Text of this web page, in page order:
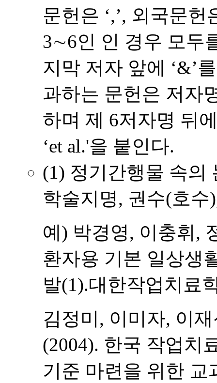
문헌은 ‘,’, 외국문
3∼6인 인 경우 모두
지막 저자 앞에 ‘&’
과하는 문헌은 저자
하며 제 6저자명 뒤
‘et al.'을 붙인다.
(1) 정기간행물 속의
학술지명, 권수(호수
예) 박경영, 이충휘,
환자용 기본 일상생
발(1).대한작업치료
김정미, 이미자, 이
(2004). 한국 작업치
기준 마련을 위한